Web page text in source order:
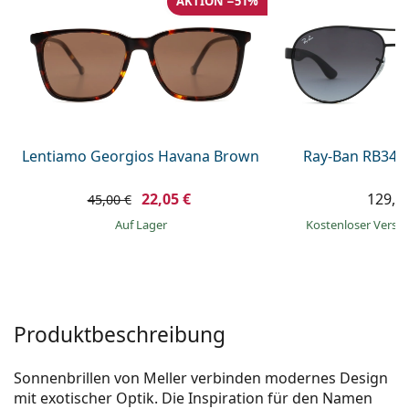
Prada
Alle Marken
Lentiamo Georgios Havana Brown
45,00 € 22,05 €
auf Lager
Ray-Ban
Kostenloser
Produktbeschreibung
Sonnenbrillen von Meller verbinden modernes Design
mit exotischer Optik. Die Inspiration für den Namen